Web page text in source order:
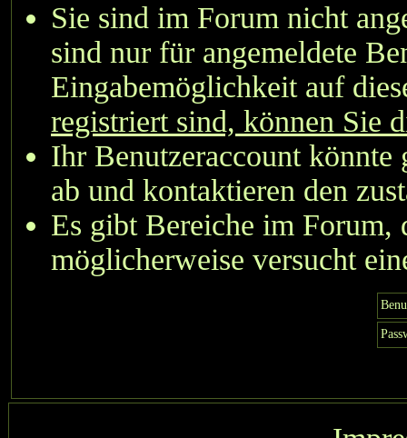
Sie sind im Forum nicht
sind nur für angemeldete
Eingabemöglichkeit auf
registriert sind, können Sie
Ihr Benutzeraccount könnte
ab und kontaktieren den
Es gibt Bereiche im Forum,
möglicherweise versucht